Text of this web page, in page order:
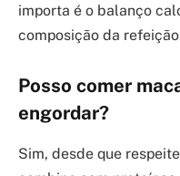
importa é o balanço
composição da
Posso comer
engordar?
Sim, desde que